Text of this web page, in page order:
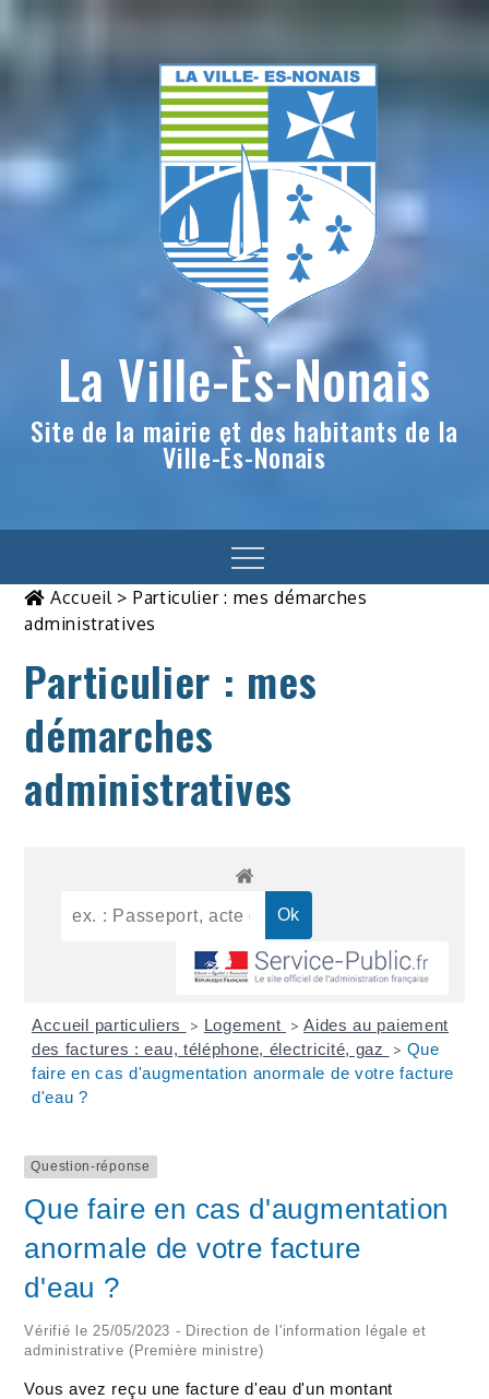
La Ville-Ès-Nonais
Site de la mairie et des habitants de la
Ville-Ès-Nonais
Menu
Accueil> Particulier : mes démarches
administratives
Particulier : mes
démarches
administratives
Accueil particuliers > Logement > Aides au paiement
des factures : eau, téléphone, électricité, gaz
> Que
faire en cas d'augmentation anormale de votre facture
d'eau ?
Question-réponse
Que faire en cas d'augmentation
anormale de votre facture
d'eau ?
Vérifié le 25/05/2023 - Direction de l'information légale et
administrative (Première ministre)
Vous avez reçu une facture d'eau d'un montant